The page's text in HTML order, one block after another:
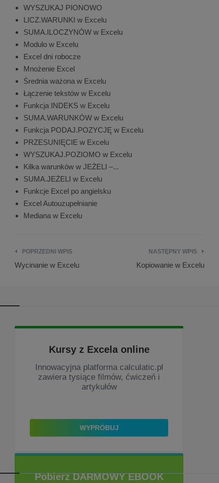
WYSZUKAJ PIONOWO
LICZ.WARUNKI w Excelu
SUMA.ILOCZYNÓW w Excelu
Modulo w Excelu
Excel dni robocze
Mnożenie Excel
Średnia ważona w Excelu
Łączenie tekstów w Excelu
Funkcja INDEKS w Excelu
SUMA.WARUNKÓW w Excelu
Funkcja PODAJ.POZYCJĘ w Excelu
PRZESUNIĘCIE w Excelu
WYSZUKAJ.POZIOMO w Excelu
Kilka warunków w JEŻELI –...
SUMA.JEŻELI w Excelu
Funkcje Excel po angielsku
Excel Autouzupełnianie
Mediana w Excelu
Nawigacja
POPRZEDNI WPIS
Wycinanie w Excelu
NASTĘPNY WPIS
Kopiowanie w Excelu
Kursy z Excela online
Innowacyjna platforma calculatic.pl
zawiera tysiące filmów, ćwiczeń i
artykułów
WYPRÓBUJ
Pobierz DARMOWY EBOOK